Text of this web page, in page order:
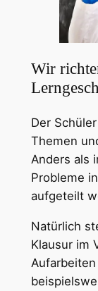
Wir
Der
Themen
Anders als
Probleme
aufgeteilt
Natürlich
Klausur im